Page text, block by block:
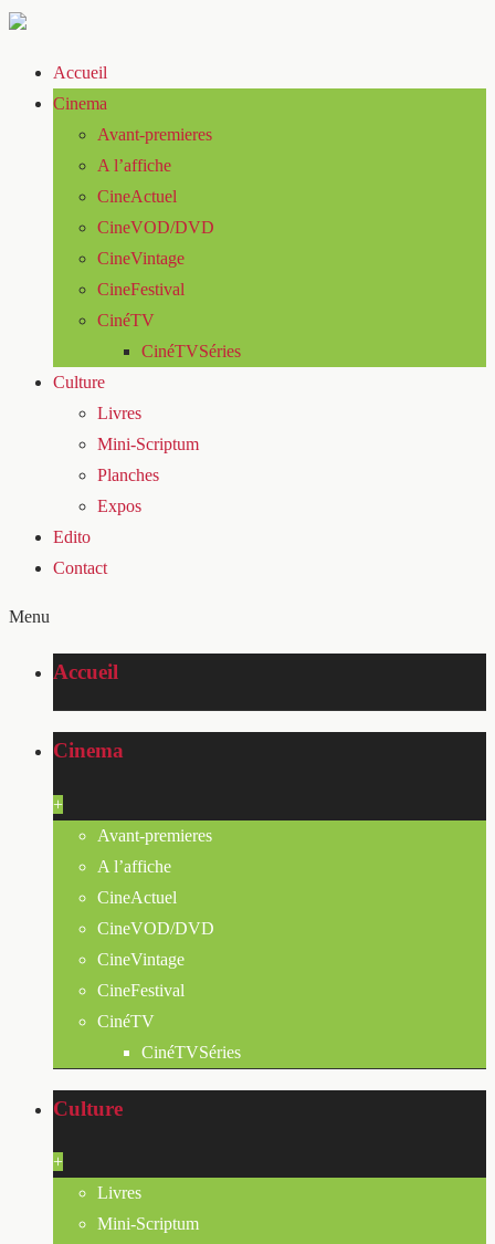
Accueil
Cinema
Avant-premieres
A l’affiche
CineActuel
CineVOD/DVD
CineVintage
CineFestival
CinéTV
CinéTVSéries
Culture
Livres
Mini-Scriptum
Planches
Expos
Edito
Contact
Menu
Accueil
Cinema
+
Avant-premieres
A l’affiche
CineActuel
CineVOD/DVD
CineVintage
CineFestival
CinéTV
CinéTVSéries
Culture
+
Livres
Mini-Scriptum